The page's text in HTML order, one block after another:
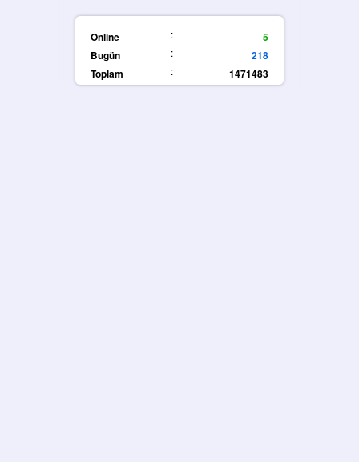
Online :
5
Bugün
:
218
Toplam
: 1471483